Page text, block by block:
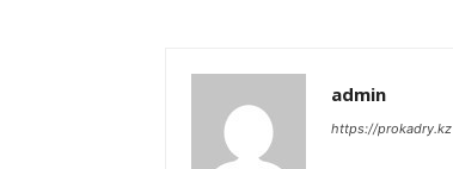
admin
https://prokadry.kz